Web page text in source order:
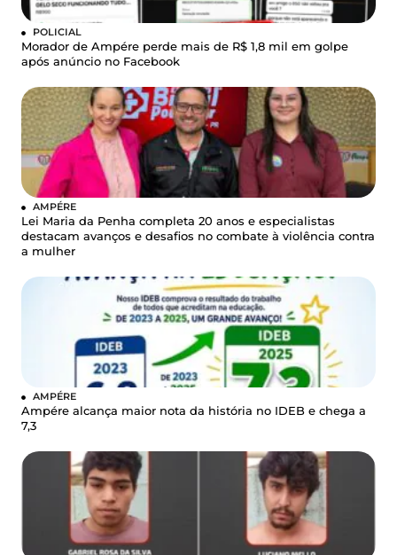
POLICIAL
Morador de Ampére perde mais de R$ 1,8 mil em golpe
após anúncio no Facebook
AMPÉRE
Lei Maria da Penha completa 20 anos e especialistas
destacam avanços e desafios no combate à violência contra
a mulher
AMPÉRE
Ampére alcança maior nota da história no IDEB e chega a
7,3